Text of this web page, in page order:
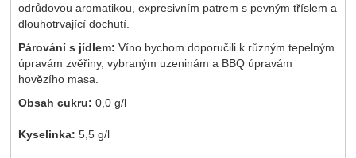
odrůdovou aromatikou, expresivním patrem s pevným tříslem a
dlouhotrvající dochutí.
Párování s jídlem: Víno bychom doporučili k různým tepelným
úpravám zvěřiny, vybraným uzeninám a BBQ úpravám
hovězího masa.
Obsah cukru: 0,0 g/l
Kyselinka: 5,5 g/l